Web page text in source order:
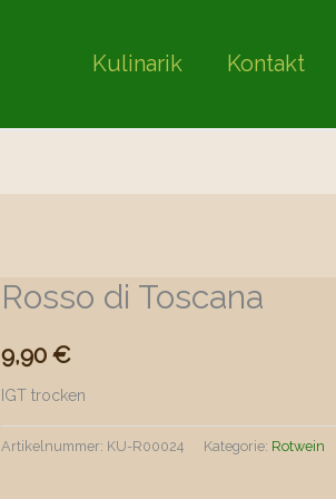
Kulinarik Kontakt
Rosso di Toscana
9,90 €
IGT trocken
Artikelnummer: KU-R00024 Kategorie: Rotwein